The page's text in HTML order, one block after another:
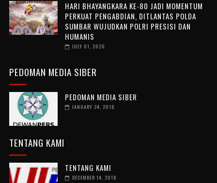
HARI BHAYANGKARA KE-80 JADI MOMENTUM
PERKUAT PENGABDIAN, DITLANTAS POLDA
SUMBAR WUJUDKAN POLRI PRESISI DAN
HUMANIS
JULY 01, 2026
PEDOMAN MEDIA SIBER
PEDOMAN MEDIA SIBER
JANUARY 24, 2018
TENTANG KAMI
TENTANG KAMI
DECEMBER 14, 2018